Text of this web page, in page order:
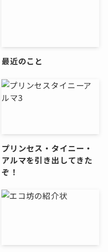
最近のこと
プリンセス・タイニー・
アルマを引き出してきた
ぞ！